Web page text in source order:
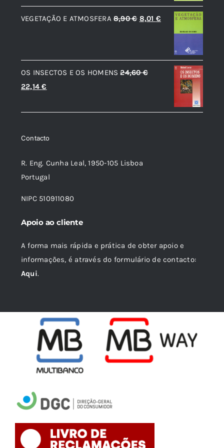
original
era:
atual
é:
VEGETAÇÃO E ATMOSFERA 8,90€ O
era:
8,90 €.
8,01 €O
preço
é:
8,01 €.
OS INSECTOS E OS HOMENS 24,60€
O
original
24,60 €.
22,14€
atual
22,14 €.
Contacto
R. Eng. Cunha Leal, 1950-105 Lisboa
Portugal
NIPC 510911080
Apoio ao cliente
A forma mais rápida e prática de obter apoio e
informações, é através do formulário de contacto:
Aqui.